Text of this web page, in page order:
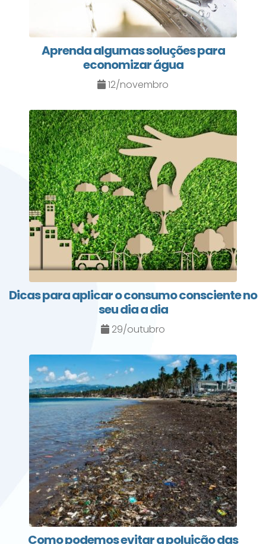
Aprenda algumas soluções para
economizar água
12/novembro
Dicas para aplicar o consumo consciente no
seu dia a dia
29/outubro
Como podemos evitar a poluição das